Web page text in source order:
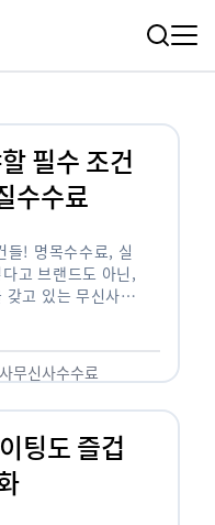
필수 조건
수수료
들! 명목수수료, 실
고 브랜드도 아닌,
갖고 있는 무신사!
무신사수수료
팅도 즐겁